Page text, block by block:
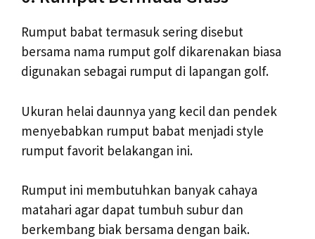
Rumput babat termasuk sering disebut
bersama nama rumput golf dikarenakan biasa
digunakan sebagai rumput di lapangan golf.
Ukuran helai daunnya yang kecil dan pendek
menyebabkan rumput babat menjadi style
rumput favorit belakangan ini.
Rumput ini membutuhkan banyak cahaya
matahari agar dapat tumbuh subur dan
berkembang biak bersama dengan baik.